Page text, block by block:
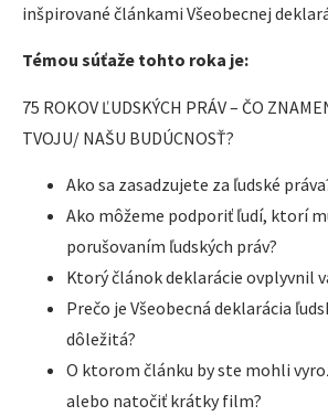
inšpirované článkami Všeobecnej
Témou súťaže tohto roka je:
75 ROKOV ĽUDSKÝCH PRÁV – ČO
TVOJU/ NAŠU BUDÚCNOSŤ?
Ako sa zasadzujete za ľudské
Ako môžeme podporiť ľudí, ktorí
porušovaním ľudských práv?
Ktorý článok deklarácie ovplyvnil
Prečo je Všeobecná deklarácia
dôležitá?
O ktorom článku by ste mohli
alebo natočiť krátky film?